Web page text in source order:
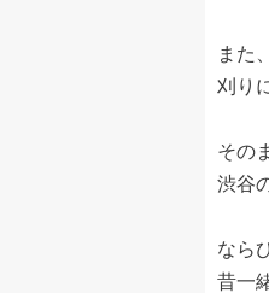
また
刈り
その
渋谷
なら
昔一